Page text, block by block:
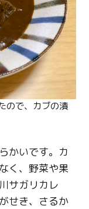
ので、カブの漬
かいです。カ
く、野菜や果
サガリカレ
せき、さるか